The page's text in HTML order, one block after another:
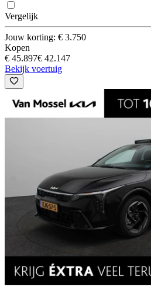
Vergelijk
Jouw korting: € 3.750
Kopen
€ 45.897€ 42.147
Bekijk voertuig